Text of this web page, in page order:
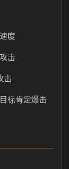
度
击
击
标肯定爆击